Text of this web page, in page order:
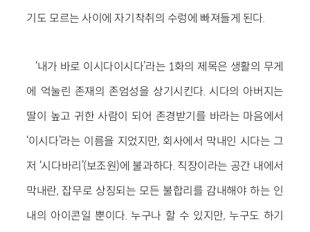
기도 모르는 사이에 자기착취의 수렁에 빠져들게 된다.
‘내가 바로 이시다이시다’라는 1화의 제목은 생활의 무게
에 억눌린 존재의 존엄성을 상기시킨다. 시다의 아버지는
딸이 높고 귀한 사람이 되어 존경받기를 바라는 마음에서
‘이시다’라는 이름을 지었지만, 회사에서 막내인 시다는 그
저 ‘시다바리’(보조원)에 불과하다. 직장이라는 공간 내에서
막내란, 잡무로 상징되는 모든 불합리를 감내해야 하는 인
내의 아이콘일 뿐이다. 누구나 할 수 있지만, 누구도 하기